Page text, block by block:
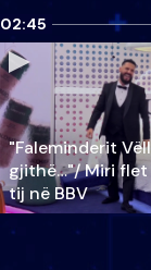
02:45
"Faleminderit
gjithë…"/ Miri
tij në BBV